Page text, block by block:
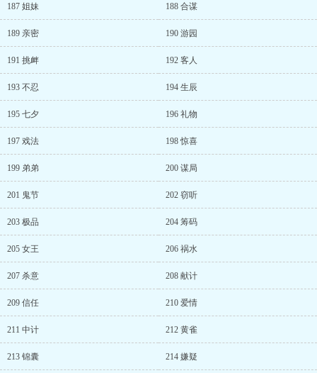
187 姐妹 188 合谋
189 亲密 190 游园
191 挑衅 192 客人
193 不忍 194 生辰
195 七夕 196 礼物
197 戏法 198 惊喜
199 弟弟 200 谋局
201 鬼节 202 窃听
203 极品 204 筹码
205 女王 206 祸水
207 杀意 208 献计
209 信任 210 爱情
211 中计 212 黄雀
213 锦囊 214 嫌疑